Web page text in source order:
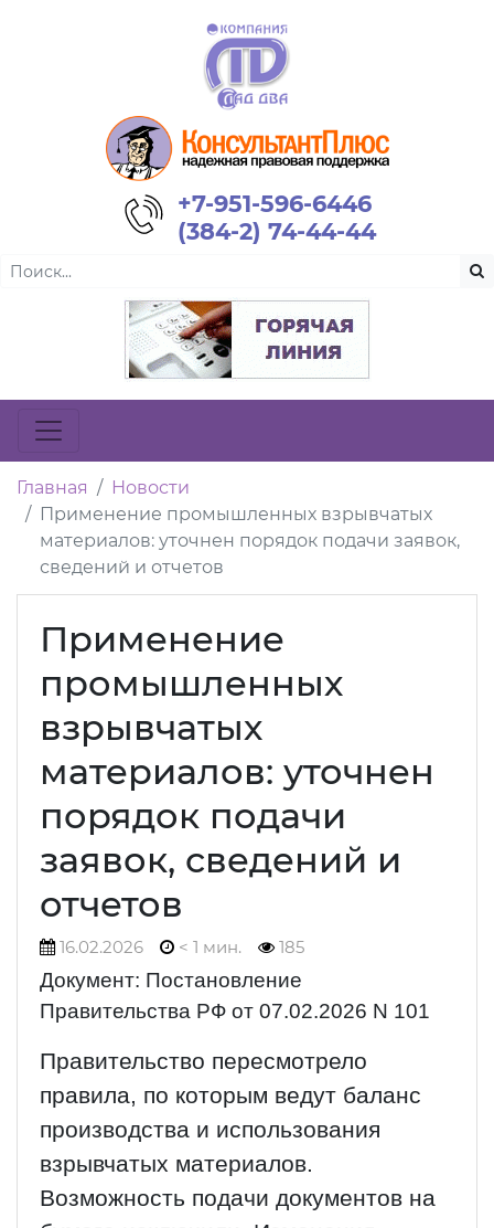
+7-951-596-6446
(384-2) 74-44-44
Главная
Новости
Применение промышленных взрывчатых
материалов: уточнен порядок подачи заявок,
сведений и отчетов
Применение
промышленных
взрывчатых
материалов: уточнен
порядок подачи
заявок, сведений и
отчетов
16.02.2026 < 1 мин. 185
Документ: Постановление
Правительства РФ от 07.02.2026 N 101
Правительство пересмотрело
правила, по которым ведут баланс
производства и использования
взрывчатых материалов.
Возможность подачи документов на